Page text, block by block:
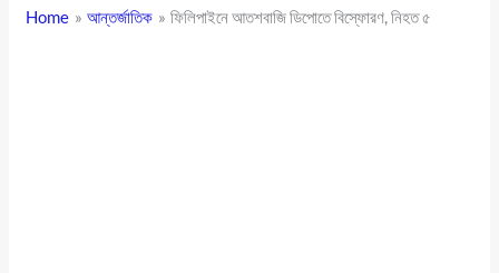
Home
আন্তর্জাতিক ফিলিপাইনে আতশবাজি ডিপোতে বিস্ফোরণ, নিহত ৫